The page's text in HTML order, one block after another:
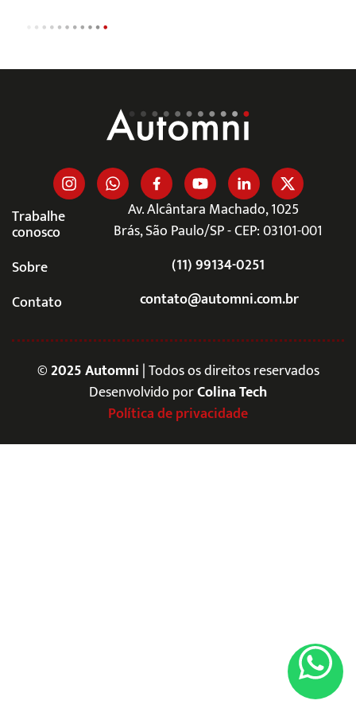
Trabalhe
conosco
Sobre
Contato
Av. Alcântara Machado, 1025
Brás, São Paulo/SP - CEP: 03101-001
(11) 99134-0251
contato@automni.com.br
© 2025 Automni | Todos os direitos reservados
Desenvolvido porColina Tech
Política de privacidade